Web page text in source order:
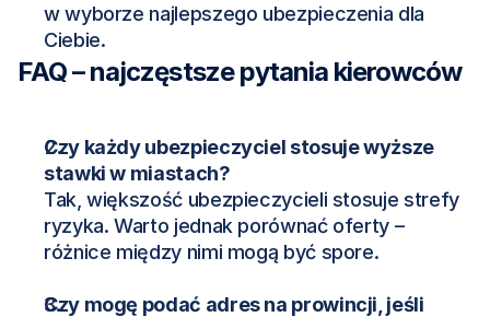
w wyborze najlepszego ubezpieczenia dla
Ciebie.
FAQ – najczęstsze pytania kierowców
Czy każdy ubezpieczyciel stosuje wyższe
stawki w miastach?
Tak, większość ubezpieczycieli stosuje strefy
ryzyka. Warto jednak porównać oferty –
różnice między nimi mogą być spore.
Czy mogę podać adres na prowincji, jeśli